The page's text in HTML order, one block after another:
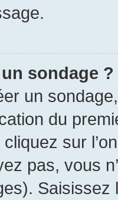
sondage ?
un
du
sur
pas, vous